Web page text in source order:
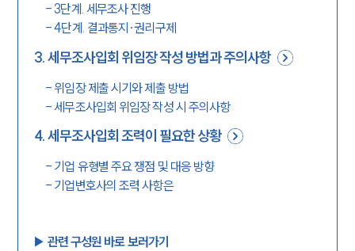
- 3단계. 세무조사 진행
-4단계. 결과통지·권리구제
3.세무조사입회 위임장 작성 방법과 주의사항
- 위임장 제출 시기와 제출 방법
- 세무조사입회 위임장 작성 시 주의사항
4.세무조사입회 조력이 필요한 상황
- 기업 유형별 주요 쟁점 및 대응 방향
- 기업변호사의 조력 사항은
▶︎ 관련 구성원 바로 보러가기